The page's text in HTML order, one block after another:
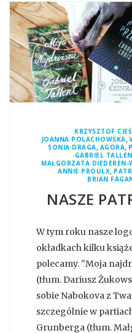
KRZYSZTOF
JOANNA POLACHOWSKA,
SONIA DRAGA, AGORA,
GABRIEL
MAŁGORZATA DIEDEREN-
ANNIE PROULX,
BRIAN
NASZE
W tym roku nasze
okładkach kilku
polecamy. "Moja
(tłum. Dariusz
sobie Nabokova z
szczególnie w
Grunberga (tłum.